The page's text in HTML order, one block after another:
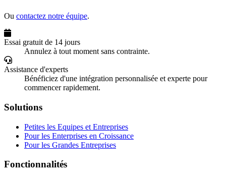
Ou contactez notre équipe.
Essai gratuit de 14 jours
Annulez à tout moment sans contrainte.
Assistance d'experts
Bénéficiez d'une intégration personnalisée et experte pour
commencer rapidement.
Solutions
Petites les Equipes et Entreprises
Pour les Enterprises en Croissance
Pour les Grandes Entreprises
Fonctionnalités